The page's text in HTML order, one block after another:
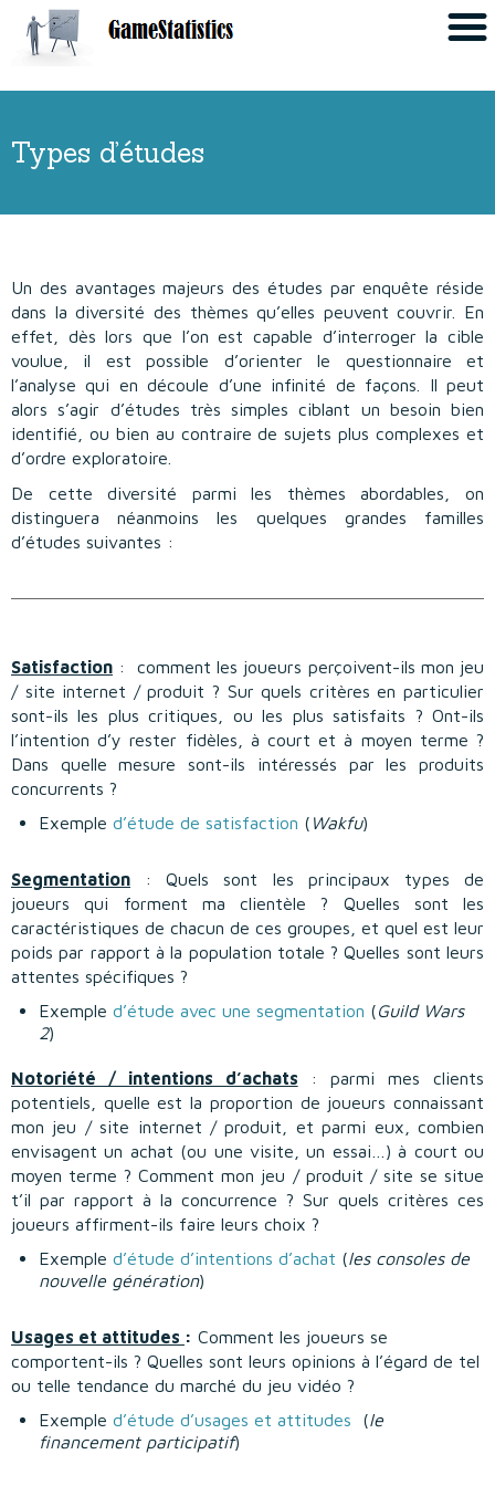
Accueil
Les études
Etudes publiées
A propos
L’équipe
Valeurs
FAQ
Contact
Types d’études
Un des avantages majeurs des études par enquête réside
dans la diversité des thèmes qu’elles peuvent couvrir. En
effet, dès lors que l’on est capable d’interroger la cible
voulue, il est possible d’orienter le questionnaire et
l’analyse qui en découle d’une infinité de façons. Il peut
alors s’agir d’études très simples ciblant un besoin bien
identifié, ou bien au contraire de sujets plus complexes et
d’ordre exploratoire.
De cette diversité parmi les thèmes abordables, on
distinguera néanmoins les quelques grandes familles
d’études suivantes :
Satisfaction : comment les joueurs perçoivent-ils mon jeu
/ site internet / produit ? Sur quels critères en particulier
sont-ils les plus critiques, ou les plus satisfaits ? Ont-ils
l’intention d’y rester fidèles, à court et à moyen terme ?
Dans quelle mesure sont-ils intéressés par les produits
concurrents ?
Exemple d’étude de satisfaction ( Wakfu)
Segmentation : Quels sont les principaux types de
joueurs qui forment ma clientèle ? Quelles sont les
caractéristiques de chacun de ces groupes, et quel est leur
poids par rapport à la population totale ? Quelles sont leurs
attentes spécifiques ?
Exemple d’étude avec une segmentation (Guild Wars
2)
Notoriété / intentions d’achats : parmi mes clients
potentiels, quelle est la proportion de joueurs connaissant
mon jeu / site internet / produit, et parmi eux, combien
envisagent un achat (ou une visite, un essai…) à court ou
moyen terme ? Comment mon jeu / produit / site se situe
t’il par rapport à la concurrence ? Sur quels critères ces
joueurs affirment-ils faire leurs choix ?
Exemple d’étude d’intentions d’achat (les consoles de
nouvelle génération)
Usages et attitudes : Comment les joueurs se
comportent-ils ? Quelles sont leurs opinions à l’égard de tel
ou telle tendance du marché du jeu vidéo ?
Exemple d’étude d’usages et attitudes (le
financement participatif)